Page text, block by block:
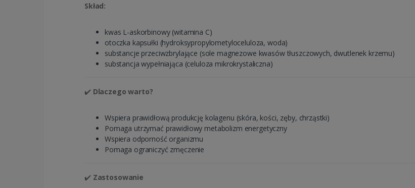
Skład:
kwas L-askorbinowy (witamina C)
otoczka kapsułki (hydroksypropylometyloceluloza, woda)
substancje przeciwzbrylające (sole magnezowe kwasów tłuszczowych, dwutlenek krzemu)
substancja wypełniająca (celuloza mikrokrystaliczna)
✔️ Dlaczego warto?
Wspiera prawidłową produkcję kolagenu (skóra, kości, zęby, chrząstki)
Pomaga utrzymać prawidłowy metabolizm energetyczny
Wspiera odporność organizmu
Pomaga ograniczyć zmęczenie
✔️ Zastosowanie